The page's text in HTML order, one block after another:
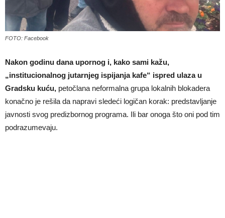
FOTO: Facebook
Nakon godinu dana upornog i, kako sami kažu,
„institucionalnog jutarnjeg ispijanja kafe“ ispred ulaza u
Gradsku kuću, petočlana neformalna grupa lokalnih blokadera
konačno je rešila da napravi sledeći logičan korak: predstavljanje
javnosti svog predizbornog programa. Ili bar onoga što oni pod tim
podrazumevaju.